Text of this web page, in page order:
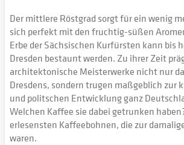
Der mittlere Röstgrad sorgt für ein wenig
sich perfekt mit den fruchtig-süßen
Erbe der Sächsischen Kurfürsten kann bis
Dresden bestaunt werden. Zu ihrer Zeit
architektonische Meisterwerke nicht nur
Dresdens, sondern trugen maßgeblich zur
und politschen Entwicklung ganz
Welchen Kaffee sie dabei getrunken
erlesensten Kaffeebohnen, die zur
waren.